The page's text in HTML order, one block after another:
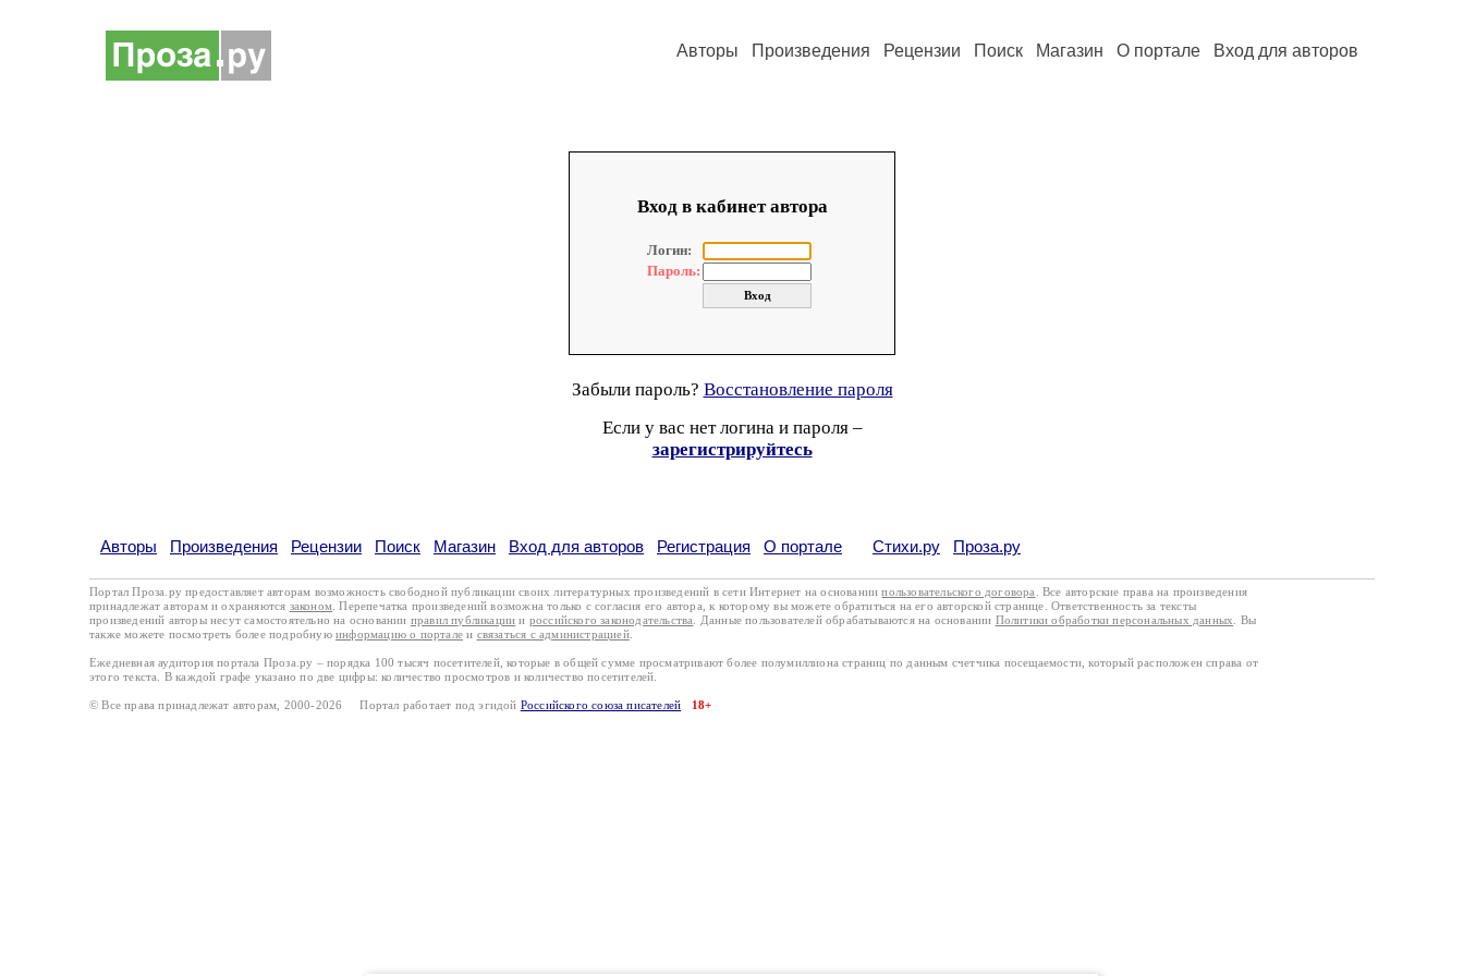
Авторы Произведения Рецензии Поиск Магазин О портале Вход для авторов
Вход в кабинет автора
Логин:
Пароль:
Забыли пароль? Восстановление пароля
Если у вас нет логина и пароля –
зарегистрируйтесь
Авторы Произведения Рецензии Поиск Магазин Вход для авторов Регистрация О портале Стихи.ру Проза.ру
Портал Проза.ру предоставляет авторам возможность свободной публикации своих литературных произведений в сети Интернет на основаниипользовательского договора
. Все авторские права на произведения
принадлежат авторам и охраняются законом . Перепечатка произведений возможна только с согласия его автора, к которому вы можете обратиться на его авторской странице. Ответственность за тексты
произведений авторы несут самостоятельно на основании правил публикации и российского законодательства . Данные пользователей обрабатываются на основании Политики обработки персональных данных
. Вы
также можете посмотреть более подробную информацию о портале и связаться с администрацией.
Ежедневная аудитория портала Проза.ру – порядка 100 тысяч посетителей, которые в общей сумме просматривают более полумиллиона страниц по данным счетчика посещаемости, который расположен справа от
этого текста. В каждой графе указано по две цифры: количество просмотров и количество посетителей.
© Все права принадлежат авторам, 2000-2026 Портал работает под эгидой Российского союза писателей 18+